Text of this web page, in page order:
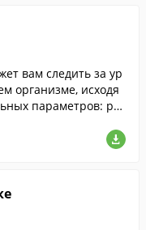
вам следить за ур
организме, исходя
параметров: рос